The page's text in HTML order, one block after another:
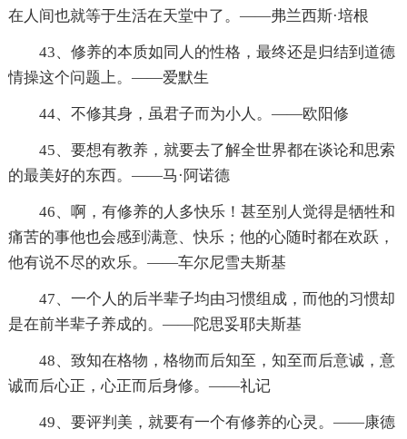
在人间也就等于生活在天堂中了。——弗兰西斯·培根
43、修养的本质如同人的性格，最终还是归结到道德
情操这个问题上。——爱默生
44、不修其身，虽君子而为小人。——欧阳修
45、要想有教养，就要去了解全世界都在谈论和思索
的最美好的东西。——马·阿诺德
46、啊，有修养的人多快乐！甚至别人觉得是牺牲和
痛苦的事他也会感到满意、快乐；他的心随时都在欢跃，
他有说不尽的欢乐。——车尔尼雪夫斯基
47、一个人的后半辈子均由习惯组成，而他的习惯却
是在前半辈子养成的。——陀思妥耶夫斯基
48、致知在格物，格物而后知至，知至而后意诚，意
诚而后心正，心正而后身修。——礼记
49、要评判美，就要有一个有修养的心灵。——康德